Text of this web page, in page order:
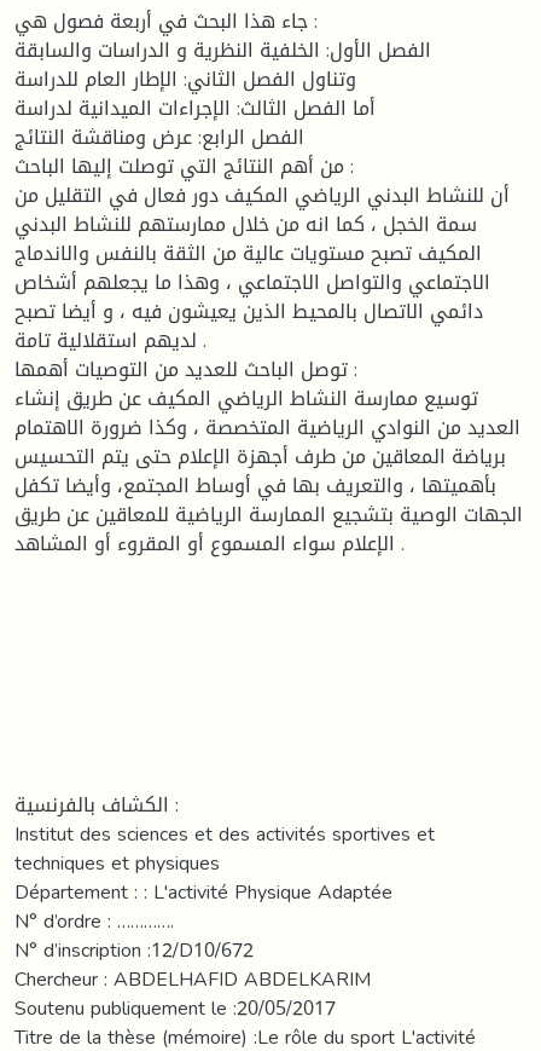
جاء هذا البحث في أربعة فصول هي :
الفصل الأول: الخلفية النظرية و الدراسات والسابقة
وتناول الفصل الثاني: الإطار العام للدراسة
أما الفصل الثالث: الإجراءات الميدانية لدراسة
الفصل الرابع: عرض ومناقشة النتائج
من أهم النتائج التي توصلت إليها الباحث :
أن للنشاط البدني الرياضي المكيف دور فعال في التقليل من
سمة الخجل ، كما انه من خلال ممارستهم للنشاط البدني
المكيف تصبح مستويات عالية من الثقة بالنفس والاندماج
الاجتماعي والتواصل الاجتماعي ، وهذا ما يجعلهم أشخاص
دائمي الاتصال بالمحيط الذين يعيشون فيه ، و أيضا تصبح
لديهم استقلالية تامة .
توصل الباحث للعديد من التوصيات أهمها :
توسيع ممارسة النشاط الرياضي المكيف عن طريق إنشاء
العديد من النوادي الرياضية المتخصصة ، وكذا ضرورة الاهتمام
برياضة المعاقين من طرف أجهزة الإعلام حتى يتم التحسيس
بأهميتها ، والتعريف بها في أوساط المجتمع، وأيضا تكفل
الجهات الوصية بتشجيع الممارسة الرياضية للمعاقين عن طريق
الإعلام سواء المسموع أو المقروء أو المشاهد .
الكشاف بالفرنسية :
Institut des sciences et des activités sportives et
techniques et physiques
Département : : L'activité Physique Adaptée
N° d’ordre : ………….
N° d’inscription :12/D10/672
Chercheur : ABDELHAFID ABDELKARIM
Soutenu publiquement le :20/05/2017
Titre de la thèse (mémoire) :Le rôle du sport L'activité